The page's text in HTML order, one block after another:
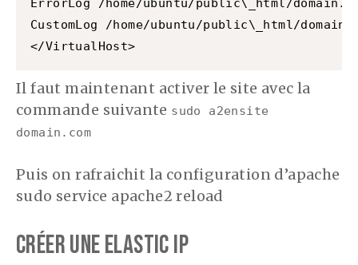
ErrorLog /home/ubuntu/public\_html/
CustomLog /home/ubuntu/public\_html/
</VirtualHost>
Il faut maintenant activer le site avec la
commande suivante sudo a2ensite
domain.com
Puis on rafraichit la configuration d’apache
sudo service apache2 reload
Créer une elastic IP